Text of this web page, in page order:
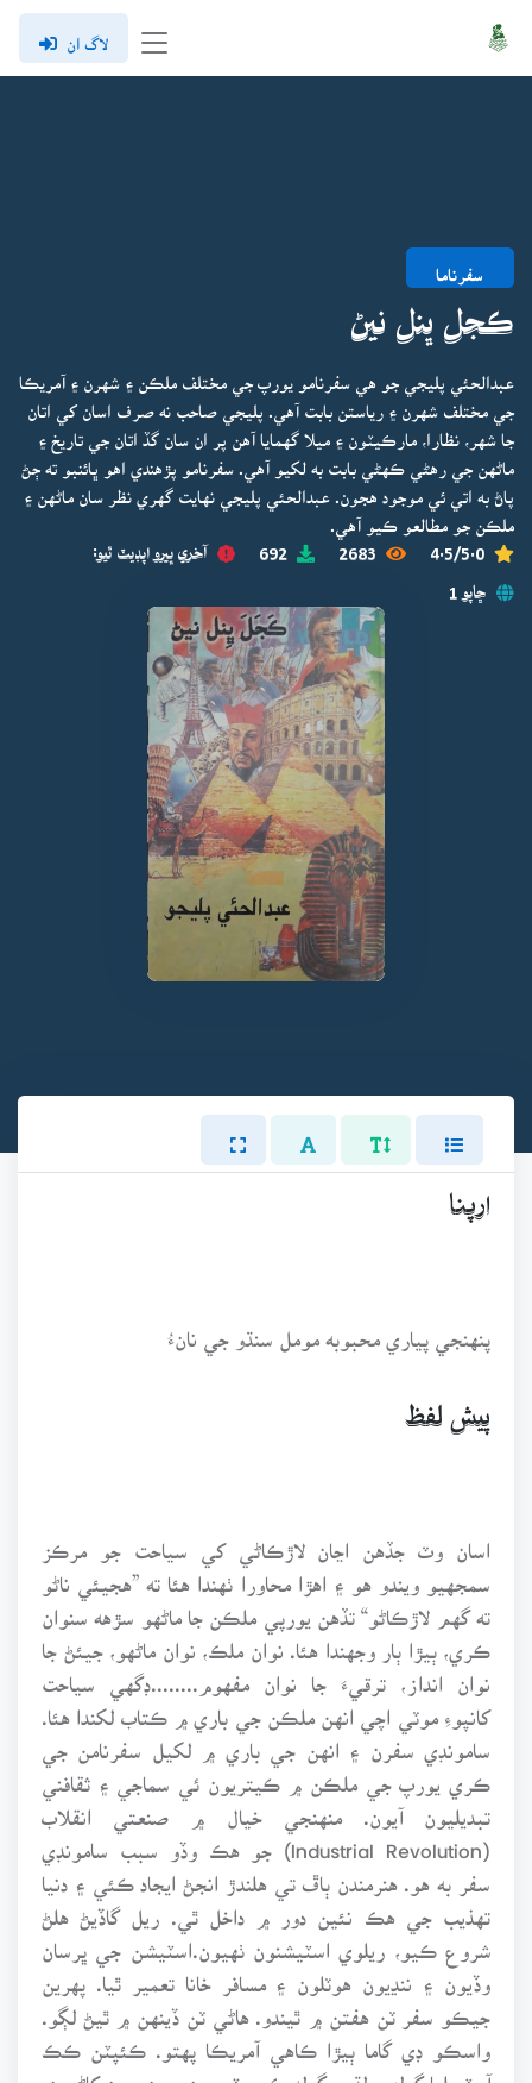
لاگ ان
سفرناما
ڪجل ڀنل نيڻ
عبدالحئي پليجي جو هي سفرنامو يورپ جي مختلف ملڪن ۽ شهرن ۽ آمريڪا
جي مختلف شهرن ۽ رياستن بابت آهي. پليجي صاحب نه صرف اسان کي اتان
جا شهر، نظارا، مارڪيٽون ۽ ميلا گهمايا آهن پر ان سان گڏ اتان جي تاريخ ۽
ماڻهن جي رهڻي ڪهڻي بابت به لکيو آهي. سفرنامو پڙهندي اهو ڀائنبو ته ڄڻ
پاڻ به اتي ئي موجود هجون. عبدالحئي پليجي نهايت گهري نظر سان ماڻهن ۽
ملڪن جو مطالعو ڪيو آهي.
4.5/5.0
2683
692 آخري ڀيرو اپڊيٽ ٿيو:
ڇاپو 1
ارپنا
پنهنجي پياري محبوبه مومل سنڌو جي نانءُ
پيش لفظ
اسان وٽ جڏهن اڃان لاڙڪاڻي کي سياحت جو مرڪز
سمجهيو ويندو هو ۽ اهڙا محاورا ٺهندا هئا ته ”هجيئي ناڻو
ته گهم لاڙڪاڻو“ تڏهن يورپي ملڪن جا ماڻهو سڙهه سنوان
ڪري، ٻيڙا ٻار وجهندا هئا. نوان ملڪ، نوان ماڻهو، جيئڻ جا
نوان انداز، ترقيءَ جا نوان مفهوم........ڊگهي سياحت
کانپوءِ موٽي اچي انهن ملڪن جي باري ۾ ڪتاب لکندا هئا.
سامونڊي سفرن ۽ انهن جي باري ۾ لکيل سفرنامن جي
ڪري يورپ جي ملڪن ۾ ڪيتريون ئي سماجي ۽ ثقافني
تبديليون آيون. منهنجي خيال ۾ صنعتي انقلاب
(Industrial Revolution) جو هڪ وڏو سبب سامونڊي
سفر به هو. هنرمندن ٻاڦ تي هلندڙ انجڻ ايجاد ڪئي ۽ دنيا
تهذيب جي هڪ نئين دور ۾ داخل ٿي. ريل گاڏيڻ هلڻ
شروع ڪيو، ريلوي اسٽيشنون ٺهيون.اسٽيشن جي ڀرسان
وڏيون ۽ ننڍيون هوٽلون ۽ مسافر خانا تعمير ٿيا. پهرين
جيڪو سفر ٽن هفتن ۾ ٿيندو. هاڻي ٽن ڏينهن ۾ ٿيڻ لڳو.
واسڪو ڊي گاما ٻيڙا ڪاهي آمريڪا پهتو. ڪئپٽن ڪڪ
آسٽريليا ڳولهي لڌي. گولڊ ڪوسٽ جون سون جون کاڻيون،